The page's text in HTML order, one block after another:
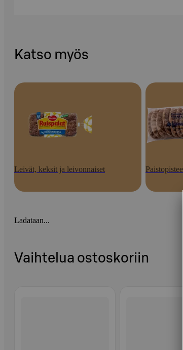
Katso myös
Leivät, keksit ja leivonnaiset
Ladataan...
Vaihtelua ostoskoriin